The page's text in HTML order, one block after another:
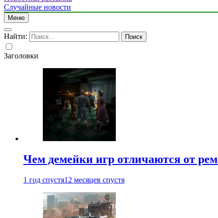
Случайные новости
Меню
Найти:
Заголовки
Чем демейки игр отличаются от
1 год спустя12 месяцев спустя